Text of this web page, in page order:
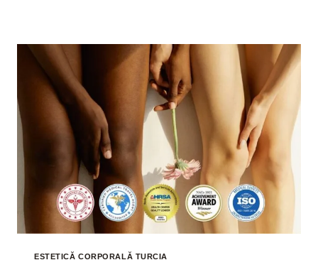
2025,
PACHET
INCLUSIVE
ESTETICĂ CORPORALĂ TURCIA